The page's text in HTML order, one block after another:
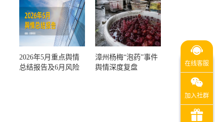
2026年5月重点舆情
总结报告及6月风险
漳州杨梅“泡药”事件
舆情深度复盘